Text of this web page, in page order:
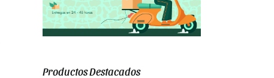
Productos Destacados